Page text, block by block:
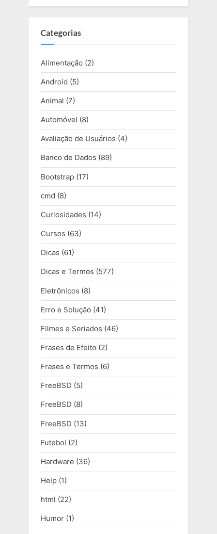
Categorias
Alimentação (2)
Android (5)
Animal (7)
Automóvel (8)
Avaliação de Usuários (4)
Banco de Dados (89)
Bootstrap (17)
cmd (8)
Curiosidades (14)
Cursos (63)
Dicas (61)
Dicas e Termos (577)
Eletrônicos (8)
Erro e Solução (41)
Filmes e Seriados (46)
Frases de Efeito (2)
Frases e Termos (6)
FreeBSD (5)
FreeBSD (8)
FreeBSD (13)
Futebol (2)
Hardware (36)
Help (1)
html (22)
Humor (1)